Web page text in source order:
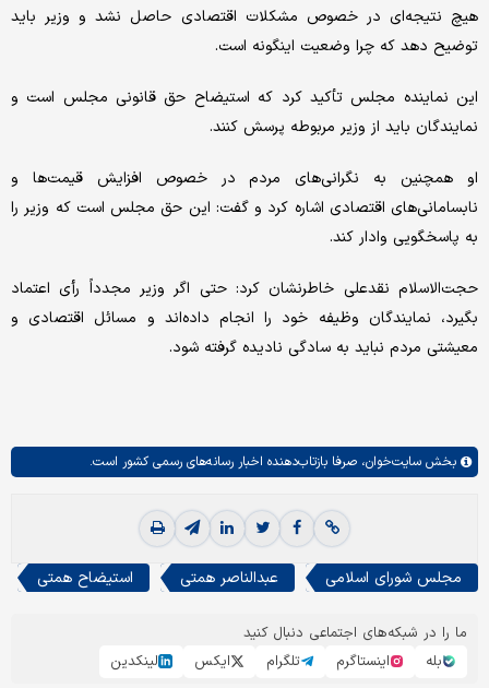
هیچ نتیجه‌ای در خصوص مشکلات اقتصادی حاصل نشد و وزیر باید
توضیح دهد که چرا وضعیت اینگونه است.
این نماینده مجلس تأکید کرد که استیضاح حق قانونی مجلس است و
نمایندگان باید از وزیر مربوطه پرسش کنند.
او همچنین به نگرانی‌های مردم در خصوص افزایش قیمت‌ها و
نابسامانی‌های اقتصادی اشاره کرد و گفت: این حق مجلس است که وزیر را
به پاسخگویی وادار کند.
حجت‌الاسلام نقدعلی خاطرنشان کرد: حتی اگر وزیر مجدداً رأی اعتماد
بگیرد، نمایندگان وظیفه خود را انجام داده‌اند و مسائل اقتصادی و
معیشتی مردم نباید به سادگی نادیده گرفته شود.
بخش سایت‌خوان، صرفا بازتاب‌دهنده اخبار رسانه‌های رسمی کشور است.
مجلس شورای اسلامی عبدالناصر همتی استیضاح همتی
ما را در شبکه‌های اجتماعی دنبال کنید
بله
اینستاگرم تلگرام ایکس لینکدین